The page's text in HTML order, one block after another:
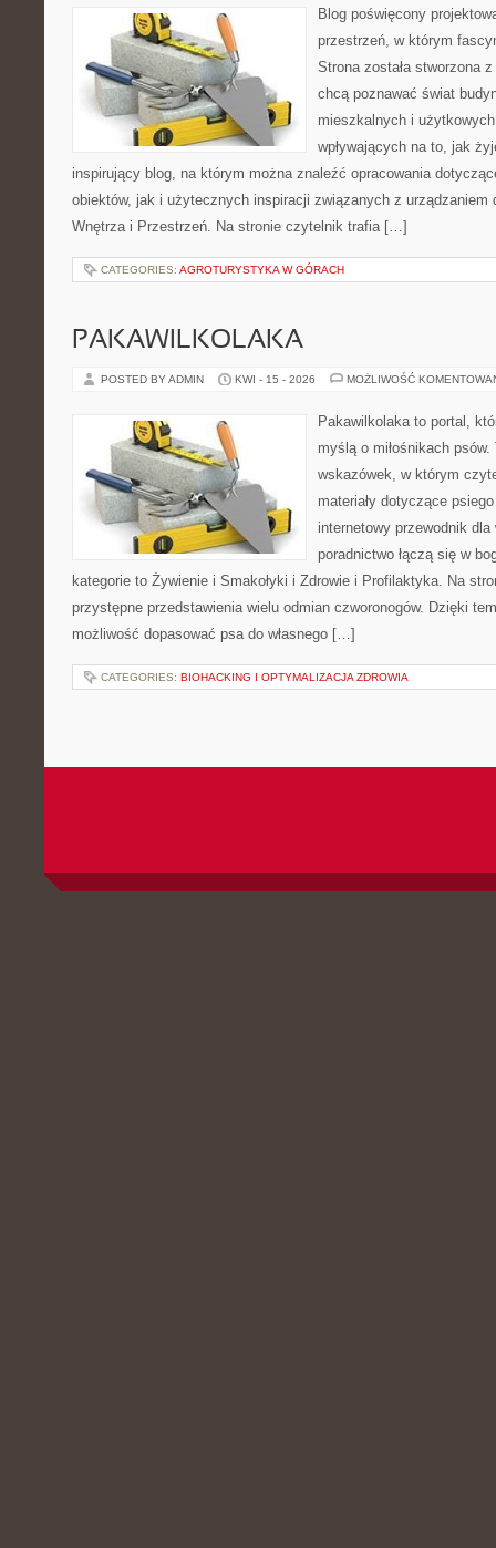
Blog poświęcony
przestrzeń, w którym
Strona została stworzona
chcą poznawać świat
mieszkalnych i
wpływających na to, jak
inspirujący blog, na którym można znaleźć opracowania
obiektów, jak i użytecznych inspiracji związanych z urządzaniem
Wnętrza i Przestrzeń. Na stronie czytelnik trafia […]
CATEGORIES: AGROTURYSTYKA W GÓRACH
PAKAWILKOLAKA
POSTED BY ADMIN KWI - 15 - 2026 MOŻLIWOŚĆ
Pakawilkolaka to portal,
myślą o miłośnikach
wskazówek, w którym
materiały dotyczące
internetowy przewodnik
poradnictwo łączą się w
kategorie to Żywienie i Smakołyki i Zdrowie i Profilaktyka. Na
przystępne przedstawienia wielu odmian czworonogów. Dzięki
możliwość dopasować psa do własnego […]
CATEGORIES: BIOHACKING I OPTYMALIZACJA ZDROWIA